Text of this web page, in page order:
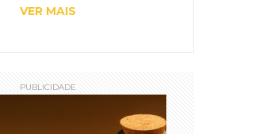
VER MAIS
PUBLICIDADE